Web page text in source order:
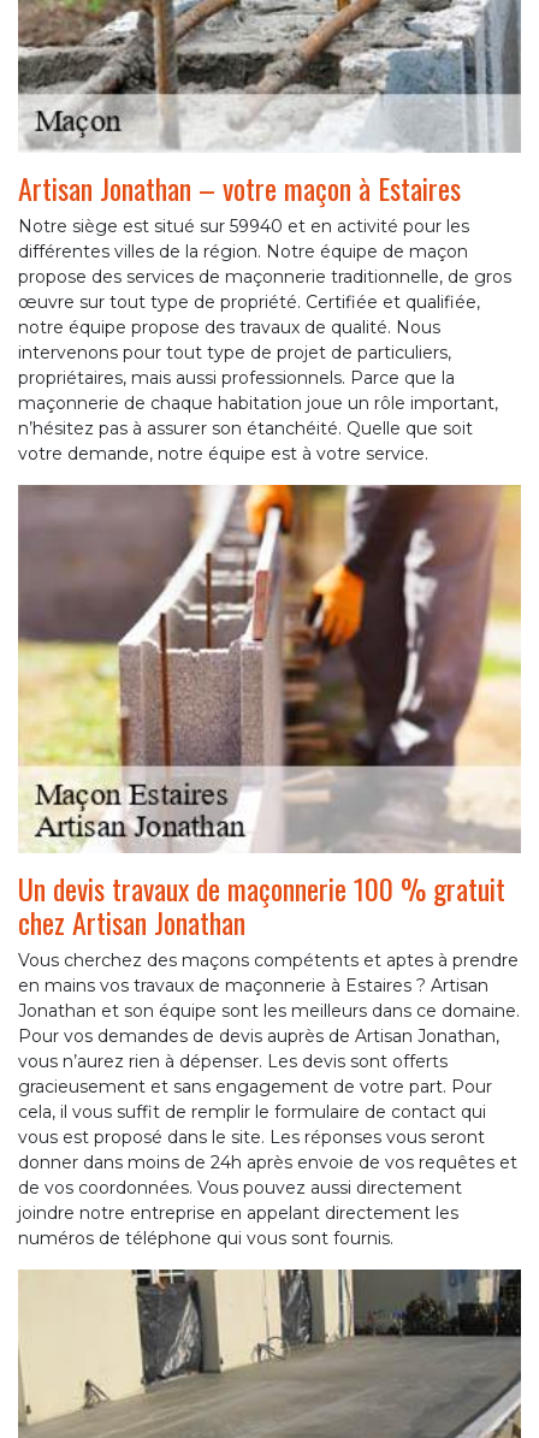
Artisan Jonathan – votre maçon à Estaires
Notre siège est situé sur 59940 et en activité pour les
différentes villes de la région. Notre équipe de maçon
propose des services de maçonnerie traditionnelle, de gros
œuvre sur tout type de propriété. Certifiée et qualifiée,
notre équipe propose des travaux de qualité. Nous
intervenons pour tout type de projet de particuliers,
propriétaires, mais aussi professionnels. Parce que la
maçonnerie de chaque habitation joue un rôle important,
n’hésitez pas à assurer son étanchéité. Quelle que soit
votre demande, notre équipe est à votre service.
Un devis travaux de maçonnerie 100 % gratuit
chez Artisan Jonathan
Vous cherchez des maçons compétents et aptes à prendre
en mains vos travaux de maçonnerie à Estaires ? Artisan
Jonathan et son équipe sont les meilleurs dans ce domaine.
Pour vos demandes de devis auprès de Artisan Jonathan,
vous n’aurez rien à dépenser. Les devis sont offerts
gracieusement et sans engagement de votre part. Pour
cela, il vous suffit de remplir le formulaire de contact qui
vous est proposé dans le site. Les réponses vous seront
donner dans moins de 24h après envoie de vos requêtes et
de vos coordonnées. Vous pouvez aussi directement
joindre notre entreprise en appelant directement les
numéros de téléphone qui vous sont fournis.